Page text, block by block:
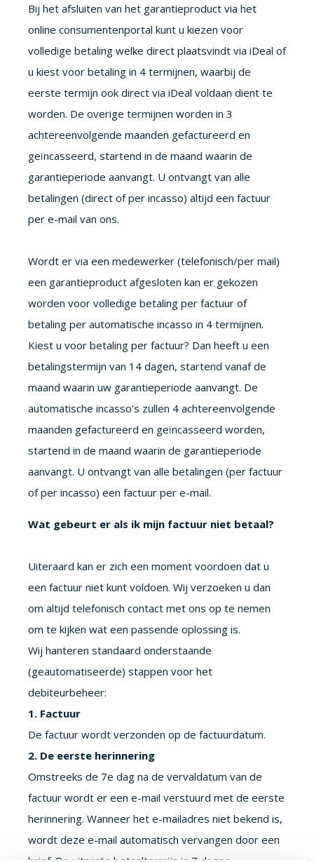
Bij het afsluiten van het garantieproduct via het
online consumentenportal kunt u kiezen voor
volledige betaling welke direct plaatsvindt via iDeal of
u kiest voor betaling in 4 termijnen, waarbij de
eerste termijn ook direct via iDeal voldaan dient te
worden. De overige termijnen worden in 3
achtereenvolgende maanden gefactureerd en
geïncasseerd, startend in de maand waarin de
garantieperiode aanvangt. U ontvangt van alle
betalingen (direct of per incasso) altijd een factuur
per e-mail van ons.
Wordt er via een medewerker (telefonisch/per mail)
een garantieproduct afgesloten kan er gekozen
worden voor volledige betaling per factuur of
betaling per automatische incasso in 4 termijnen.
Kiest u voor betaling per factuur? Dan heeft u een
betalingstermijn van 14 dagen, startend vanaf de
maand waarin uw garantieperiode aanvangt. De
automatische incasso’s zullen 4 achtereenvolgende
maanden gefactureerd en geïncasseerd worden,
startend in de maand waarin de garantieperiode
aanvangt. U ontvangt van alle betalingen (per factuur
of per incasso) een factuur per e-mail.
Wat gebeurt er als ik mijn factuur niet betaal?
Uiteraard kan er zich een moment voordoen dat u
een factuur niet kunt voldoen. Wij verzoeken u dan
om altijd telefonisch contact met ons op te nemen
om te kijken wat een passende oplossing is.
Wij hanteren standaard onderstaande
(geautomatiseerde) stappen voor het
debiteurbeheer:
1. Factuur
De factuur wordt verzonden op de factuurdatum.
2. De eerste herinnering
Omstreeks de 7e dag na de vervaldatum van de
factuur wordt er een e-mail verstuurd met de eerste
herinnering. Wanneer het e-mailadres niet bekend is,
wordt deze e-mail automatisch vervangen door een